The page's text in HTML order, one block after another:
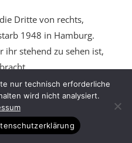
Dritte von rechts,
1948 in Hamburg.
ihr stehend zu sehen ist,
die Zweite von
ermordet. 1942 kam sie
der dann 87 jährigen
nur technisch erforderliche
wird nicht analysiert.